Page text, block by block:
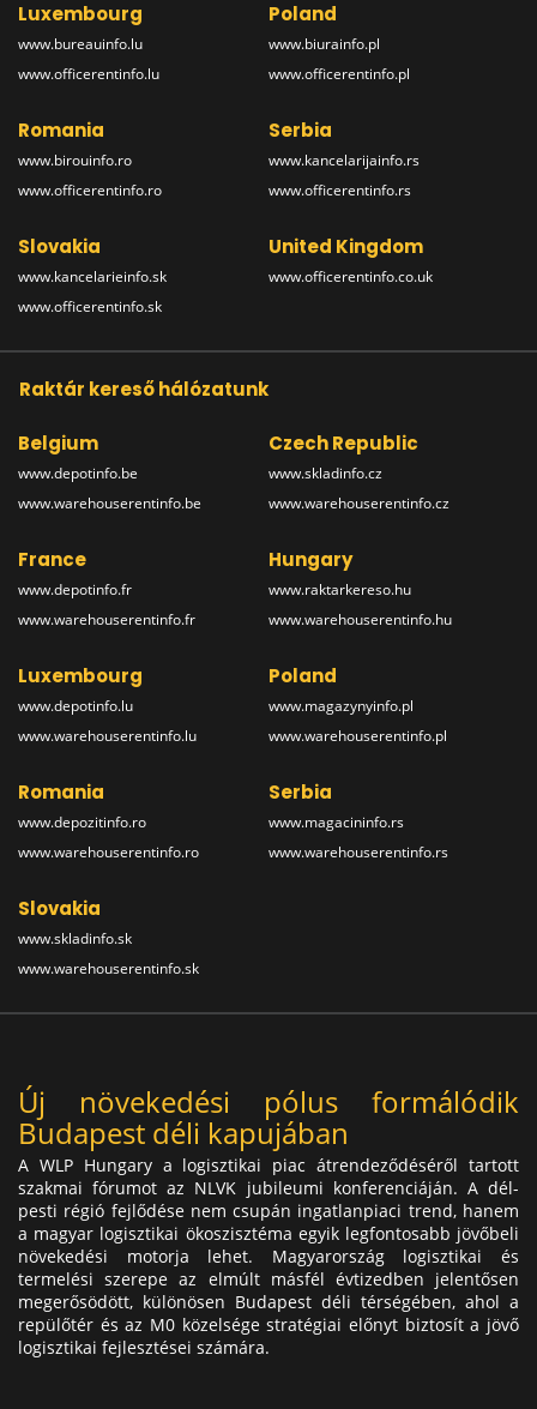
Luxembourg
www.bureauinfo.lu
www.officerentinfo.lu
Poland
www.biurainfo.pl
www.officerentinfo.pl
Romania
www.birouinfo.ro
www.officerentinfo.ro
Serbia
www.kancelarijainfo.rs
www.officerentinfo.rs
Slovakia
www.kancelarieinfo.sk
www.officerentinfo.sk
United Kingdom
www.officerentinfo.co.uk
Raktár kereső hálózatunk
Belgium
www.depotinfo.be
www.warehouserentinfo.be
Czech Republic
www.skladinfo.cz
www.warehouserentinfo.cz
France
www.depotinfo.fr
www.warehouserentinfo.fr
Hungary
www.raktarkereso.hu
www.warehouserentinfo.hu
Luxembourg
www.depotinfo.lu
www.warehouserentinfo.lu
Poland
www.magazynyinfo.pl
www.warehouserentinfo.pl
Romania
www.depozitinfo.ro
www.warehouserentinfo.ro
Serbia
www.magacininfo.rs
www.warehouserentinfo.rs
Slovakia
www.skladinfo.sk
www.warehouserentinfo.sk
Új növekedési pólus formálódik
Budapest déli kapujában
A WLP Hungary a logisztikai piac átrendeződéséről tartott
szakmai fórumot az NLVK jubileumi konferenciáján. A dél-
pesti régió fejlődése nem csupán ingatlanpiaci trend, hanem
a magyar logisztikai ökoszisztéma egyik legfontosabb jövőbeli
növekedési motorja lehet. Magyarország logisztikai és
termelési szerepe az elmúlt másfél évtizedben jelentősen
megerősödött, különösen Budapest déli térségében, ahol a
repülőtér és az M0 közelsége stratégiai előnyt biztosít a jövő
logisztikai fejlesztései számára.